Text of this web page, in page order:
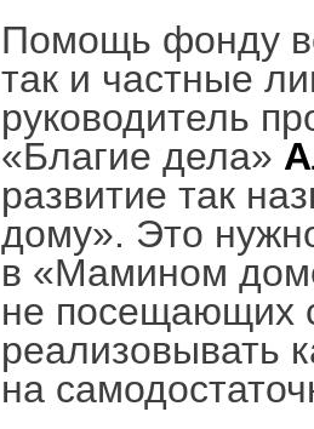
Помощь фонду
так и частные
руководитель
«Благие дела»
развитие так
дому». Это
в «Мамином
не посещающих
реализовывать
на